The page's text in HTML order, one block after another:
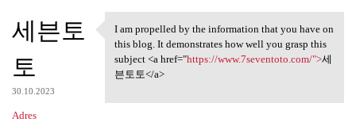
세븐토
토
30.10.2023
Adres
I am propelled by the
I am propelled by the information that you have on
this blog. It demonstrates how well you grasp this
subject <a href="https://www.7seventoto.com/">세
븐토토</a>